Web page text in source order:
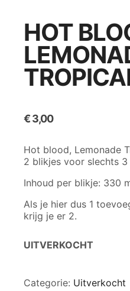
HOT
€3,00
Hot blood, Lemonade
2 blikjes voor slechts 3
Inhoud per blikje: 330
Als je hier dus 1
krijg je er 2.
UITVERKOCHT
Categorie: Uitverkocht